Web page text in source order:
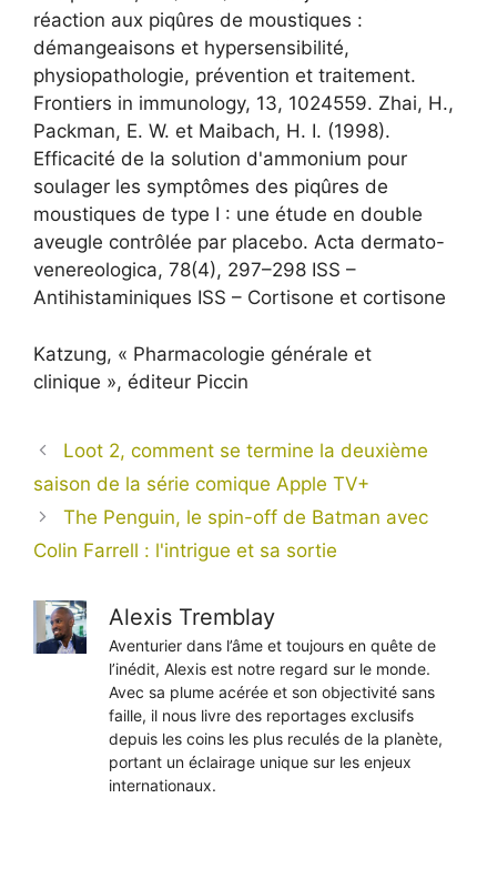
réaction aux piqûres de moustiques :
démangeaisons et hypersensibilité,
physiopathologie, prévention et traitement.
Frontiers in immunology, 13, 1024559. Zhai, H.,
Packman, E. W. et Maibach, H. I. (1998).
Efficacité de la solution d'ammonium pour
soulager les symptômes des piqûres de
moustiques de type I : une étude en double
aveugle contrôlée par placebo. Acta dermato-
venereologica, 78(4), 297–298 ISS –
Antihistaminiques ISS – Cortisone et cortisone
Katzung, « Pharmacologie générale et
clinique », éditeur Piccin
Loot 2, comment se termine la deuxième
saison de la série comique Apple TV+
The Penguin, le spin-off de Batman avec
Colin Farrell : l'intrigue et sa sortie
Alexis Tremblay
Aventurier dans l’âme et toujours en quête de
l’inédit, Alexis est notre regard sur le monde.
Avec sa plume acérée et son objectivité sans
faille, il nous livre des reportages exclusifs
depuis les coins les plus reculés de la planète,
portant un éclairage unique sur les enjeux
internationaux.